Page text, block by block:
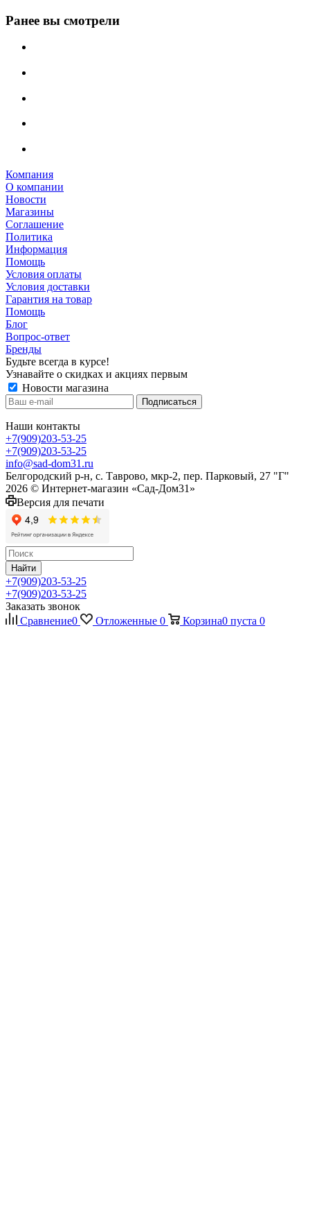
Ранее вы смотрели
Компания
О компании
Новости
Магазины
Соглашение
Политика
Информация
Помощь
Условия оплаты
Условия доставки
Гарантия на товар
Помощь
Блог
Вопрос-ответ
Бренды
Будьте всегда в курсе!
Узнавайте о скидках и акциях первым
Новости магазина
Наши контакты
+7(909)203-53-25
+7(909)203-53-25
info@sad-dom31.ru
Белгородский р-н, с. Таврово, мкр-2, пер. Парковый, 27 "Г"
2026 © Интернет-магазин «Сад-Дом31»
Версия для печати
Найти
+7(909)203-53-25
+7(909)203-53-25
Заказать звонок
Сравнение0 Отложенные 0 Корзина0 пуста 0